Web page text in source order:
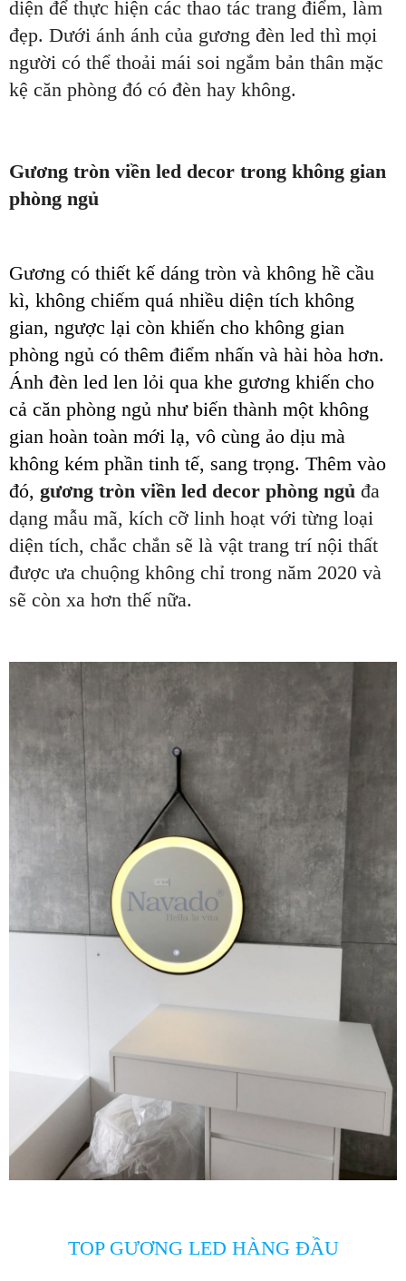
diện để thực hiện các thao tác trang điểm, làm
đẹp. Dưới ánh ánh của gương đèn led thì mọi
người có thể thoải mái soi ngắm bản thân mặc
kệ căn phòng đó có đèn hay không.
Gương tròn viền led decor trong không gian
phòng ngủ
Gương có thiết kế dáng tròn và không hề cầu
kì, không chiếm quá nhiều diện tích không
gian, ngược lại còn khiến cho không gian
phòng ngủ có thêm điểm nhấn và hài hòa hơn.
Ánh đèn led len lỏi qua khe gương khiến cho
cả căn phòng ngủ như biến thành một không
gian hoàn toàn mới lạ, vô cùng ảo dịu mà
không kém phần tinh tế, sang trọng. Thêm vào
đó, gương tròn viền led decor phòng ngủ đa
dạng mẫu mã, kích cỡ linh hoạt với từng loại
diện tích, chắc chắn sẽ là vật trang trí nội thất
được ưa chuộng không chỉ trong năm 2020 và
sẽ còn xa hơn thế nữa.
TOP GƯƠNG LED HÀNG ĐẦU